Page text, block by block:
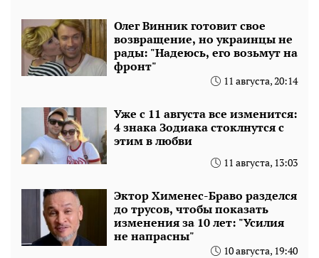
Олег Винник готовит свое
возвращение, но украинцы не
рады: "Надеюсь, его возьмут на
фронт"
11 августа, 20:14
Уже с 11 августа все изменится:
4 знака Зодиака стоклнутся с
этим в любви
11 августа, 13:03
Эктор Хименес-Браво разделся
до трусов, чтобы показать
изменения за 10 лет: "Усилия
не напрасны"
10 августа, 19:40